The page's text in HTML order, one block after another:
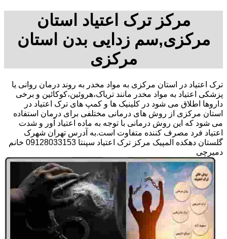
مرکز ترک اعتیاد استان
مرکزی,سم زدایی بدن استان
مرکزی
ترک اعتیاد در استان مرکزی به مواد مخدر به روند درمان روانی یا
پزشکی اعتیاد به مواد مخدر مانند تریاک،هروئین،کوکائین و برخی
داروها اطلاق می شود در کلینیک ها و کمپ های ترک اعتیاد در
استان مرکزی از روش های درمانی مختلفی برای درمان استفاده
می شود که این روش درمانی با توجه به ماده اعتیاد آور و شدت
اعتیاد فرد مصرف کننده متفاوت است.به آدرس تهران شهرک
گلستان دهکده المپیک مرکز ترک اعتیاد سپنتا 09128033153 خانم
دمیرچی